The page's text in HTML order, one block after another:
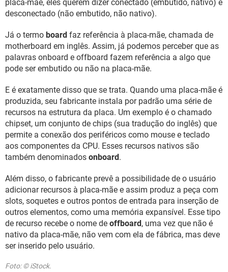
placa-mãe, eles querem dizer conectado (embutido, nativo) e
desconectado (não embutido, não nativo).
Já o termo board faz referência à placa-mãe, chamada de
motherboard em inglês. Assim, já podemos perceber que as
palavras onboard e offboard fazem referência a algo que
pode ser embutido ou não na placa-mãe.
E é exatamente disso que se trata. Quando uma placa-mãe é
produzida, seu fabricante instala por padrão uma série de
recursos na estrutura da placa. Um exemplo é o chamado
chipset, um conjunto de chips (sua tradução do inglês) que
permite a conexão dos periféricos como mouse e teclado
aos componentes da CPU. Esses recursos nativos são
também denominados onboard.
Além disso, o fabricante prevê a possibilidade de o usuário
adicionar recursos à placa-mãe e assim produz a peça com
slots, soquetes e outros pontos de entrada para inserção de
outros elementos, como uma memória expansível. Esse tipo
de recurso recebe o nome de offboard, uma vez que não é
nativo da placa-mãe, não vem com ela de fábrica, mas deve
ser inserido pelo usuário.
Foto: © iStock.